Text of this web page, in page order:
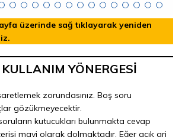
üzerinde sağ tıklayarak yeniden
YÖNERGESİ
zorundasınız. Boş soru
gözükmeyecektir.
kutucukları bulunmakta cevap
mavi olarak dolmaktadır. Eğer açık gri